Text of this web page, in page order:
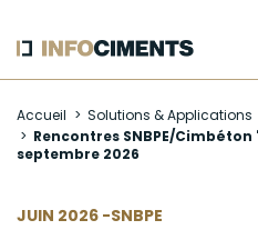
au
contenu
Accueil Solutions & Applications
Rencontres SNBPE/Cimbéton
septembre 2026
JUIN 2026 -
AUTEUR SNBPE